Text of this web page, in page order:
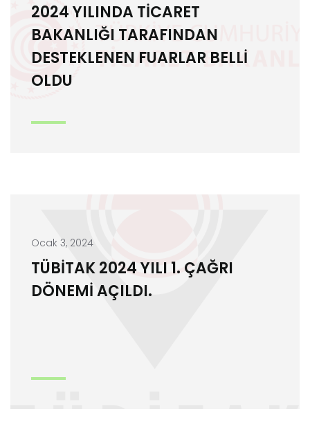
2024 YILINDA TİCARET
BAKANLIĞI TARAFINDAN
DESTEKLENEN FUARLAR BELLİ
OLDU
Ocak 3, 2024
TÜBİTAK 2024 YILI 1. ÇAĞRI
DÖNEMİ AÇILDI.